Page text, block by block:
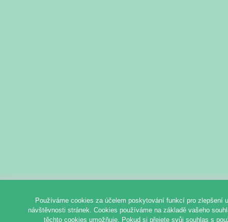
Používáme cookies za účelem poskytování funkcí pro zlepšení
návštěvnosti stránek. Cookies používáme na základě vašeho
těchto cookies umožňuje. Pokud si přejete svůj souhlas s